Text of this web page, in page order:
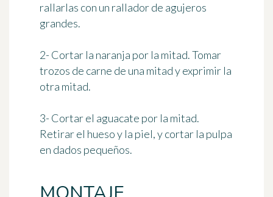
rallarlas con un rallador de agujeros
grandes.
2- Cortar la naranja por la mitad. Tomar
trozos de carne de una mitad y exprimir la
otra mitad.
3- Cortar el aguacate por la mitad.
Retirar el hueso y la piel, y cortar la pulpa
en dados pequeños.